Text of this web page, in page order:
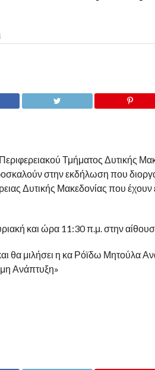
Τμήματος Δυτικής
στην εκδήλωση που
Δυτικής Μακεδονίας που έχουν
και ώρα 11:30 π.μ. στην
θα μιλήσει η κα Ρόϊδω Μητούλα
Ανάπτυξη»